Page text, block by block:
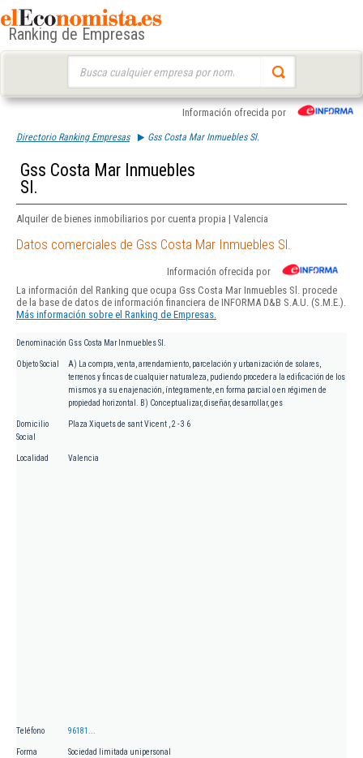
Ranking de Empresas
Información ofrecida por
Directorio Ranking Empresas Gss Costa Mar Inmuebles Sl.
Gss Costa Mar Inmuebles
Sl.
Alquiler de bienes inmobiliarios por cuenta propia | Valencia
Datos comerciales de Gss Costa Mar Inmuebles Sl.
Información ofrecida por
La información del Ranking que ocupa Gss Costa Mar Inmuebles Sl. procede
de la base de datos de información financiera de INFORMA D&B S.A.U. (S.M.E.).
Más información sobre el Ranking de Empresas.
Denominación Gss Costa Mar Inmuebles Sl.
Objeto Social
A) La compra, venta, arrendamiento, parcelación y urbanización de solares,
terrenos y fincas de cualquier naturaleza, pudiendo proceder a la edificación de los
mismos y a su enajenación, íntegramente, en forma parcial o en régimen de
propiedad horizontal. B) Conceptualizar, diseñar, desarrollar, ges
Domicilio
Social
Plaza Xiquets de sant Vicent , 2 - 3 6
Localidad Valencia
Teléfono 96181...
Forma
Sociedad limitada unipersonal